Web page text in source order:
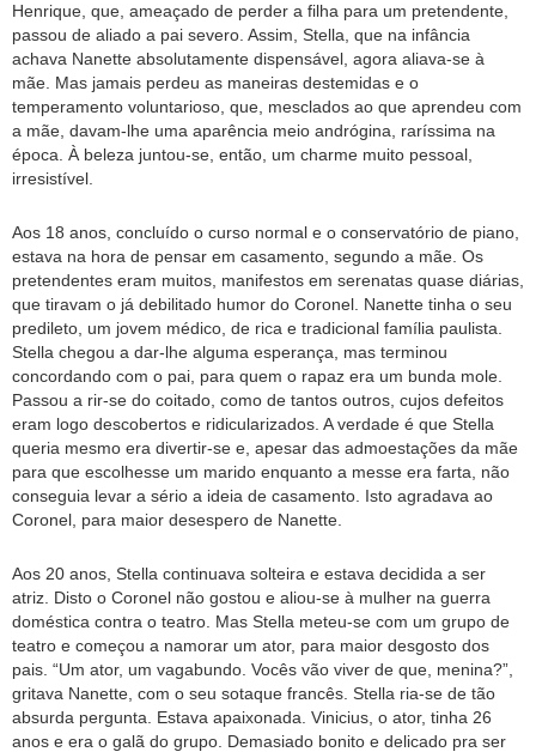
Henrique, que, ameaçado de perder a filha para um pretendente,
passou de aliado a pai severo. Assim, Stella, que na infância
achava Nanette absolutamente dispensável, agora aliava-se à
mãe. Mas jamais perdeu as maneiras destemidas e o
temperamento voluntarioso, que, mesclados ao que aprendeu com
a mãe, davam-lhe uma aparência meio andrógina, raríssima na
época. À beleza juntou-se, então, um charme muito pessoal,
irresistível.
Aos 18 anos, concluído o curso normal e o conservatório de piano,
estava na hora de pensar em casamento, segundo a mãe. Os
pretendentes eram muitos, manifestos em serenatas quase diárias,
que tiravam o já debilitado humor do Coronel. Nanette tinha o seu
predileto, um jovem médico, de rica e tradicional família paulista.
Stella chegou a dar-lhe alguma esperança, mas terminou
concordando com o pai, para quem o rapaz era um bunda mole.
Passou a rir-se do coitado, como de tantos outros, cujos defeitos
eram logo descobertos e ridicularizados. A verdade é que Stella
queria mesmo era divertir-se e, apesar das admoestações da mãe
para que escolhesse um marido enquanto a messe era farta, não
conseguia levar a sério a ideia de casamento. Isto agradava ao
Coronel, para maior desespero de Nanette.
Aos 20 anos, Stella continuava solteira e estava decidida a ser
atriz. Disto o Coronel não gostou e aliou-se à mulher na guerra
doméstica contra o teatro. Mas Stella meteu-se com um grupo de
teatro e começou a namorar um ator, para maior desgosto dos
pais. “Um ator, um vagabundo. Vocês vão viver de que, menina?”,
gritava Nanette, com o seu sotaque francês. Stella ria-se de tão
absurda pergunta. Estava apaixonada. Vinicius, o ator, tinha 26
anos e era o galã do grupo. Demasiado bonito e delicado pra ser